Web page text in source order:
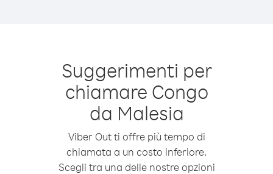
Suggerimenti per
chiamare Congo
da Malesia
Viber Out ti offre più tempo di
chiamata a un costo inferiore.
Scegli tra una delle nostre opzioni